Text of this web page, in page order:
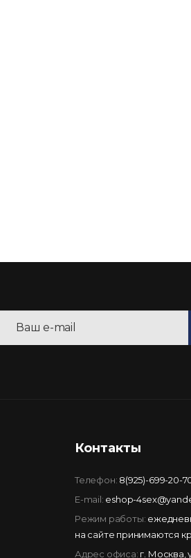
Контакты
Телефон: 8(925)-699-20-
E-mail: eshop-
Режим работы:
на сайте принимаются
Адрес офиса: г. Москва,